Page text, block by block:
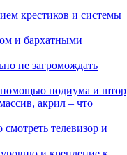
крестиков и системы
и бархатными
не загромождать
помощью подиума и штор
акрил – что
телевизор и